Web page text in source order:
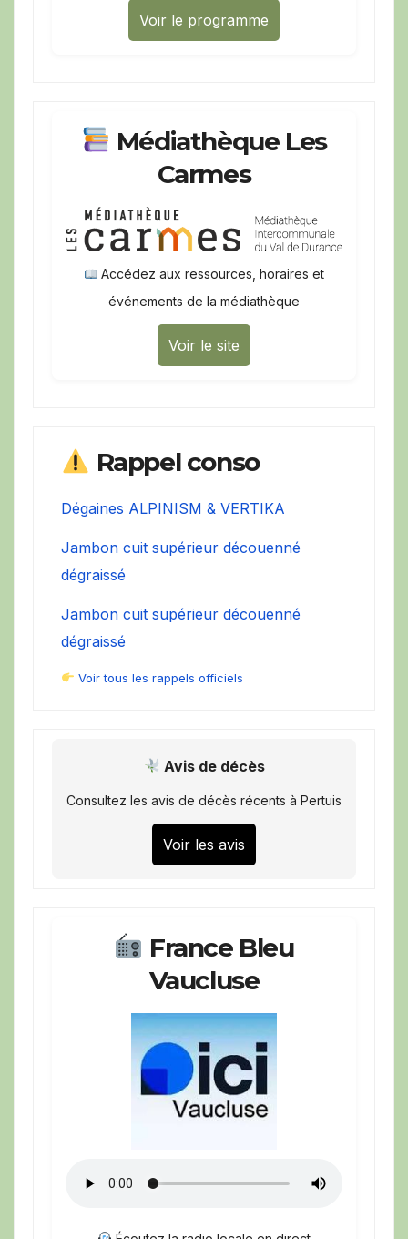
Voir le programme
Médiathèque Les
Carmes
Accédez aux ressources, horaires et
événements de la médiathèque
Voir le site
Rappel conso
Dégaines ALPINISM & VERTIKA
Jambon cuit supérieur découenné
dégraissé
Jambon cuit supérieur découenné
dégraissé
Voir tous les rappels officiels
Avis de décès
Consultez les avis de décès récents à Pertuis
Voir les avis
France Bleu
Vaucluse